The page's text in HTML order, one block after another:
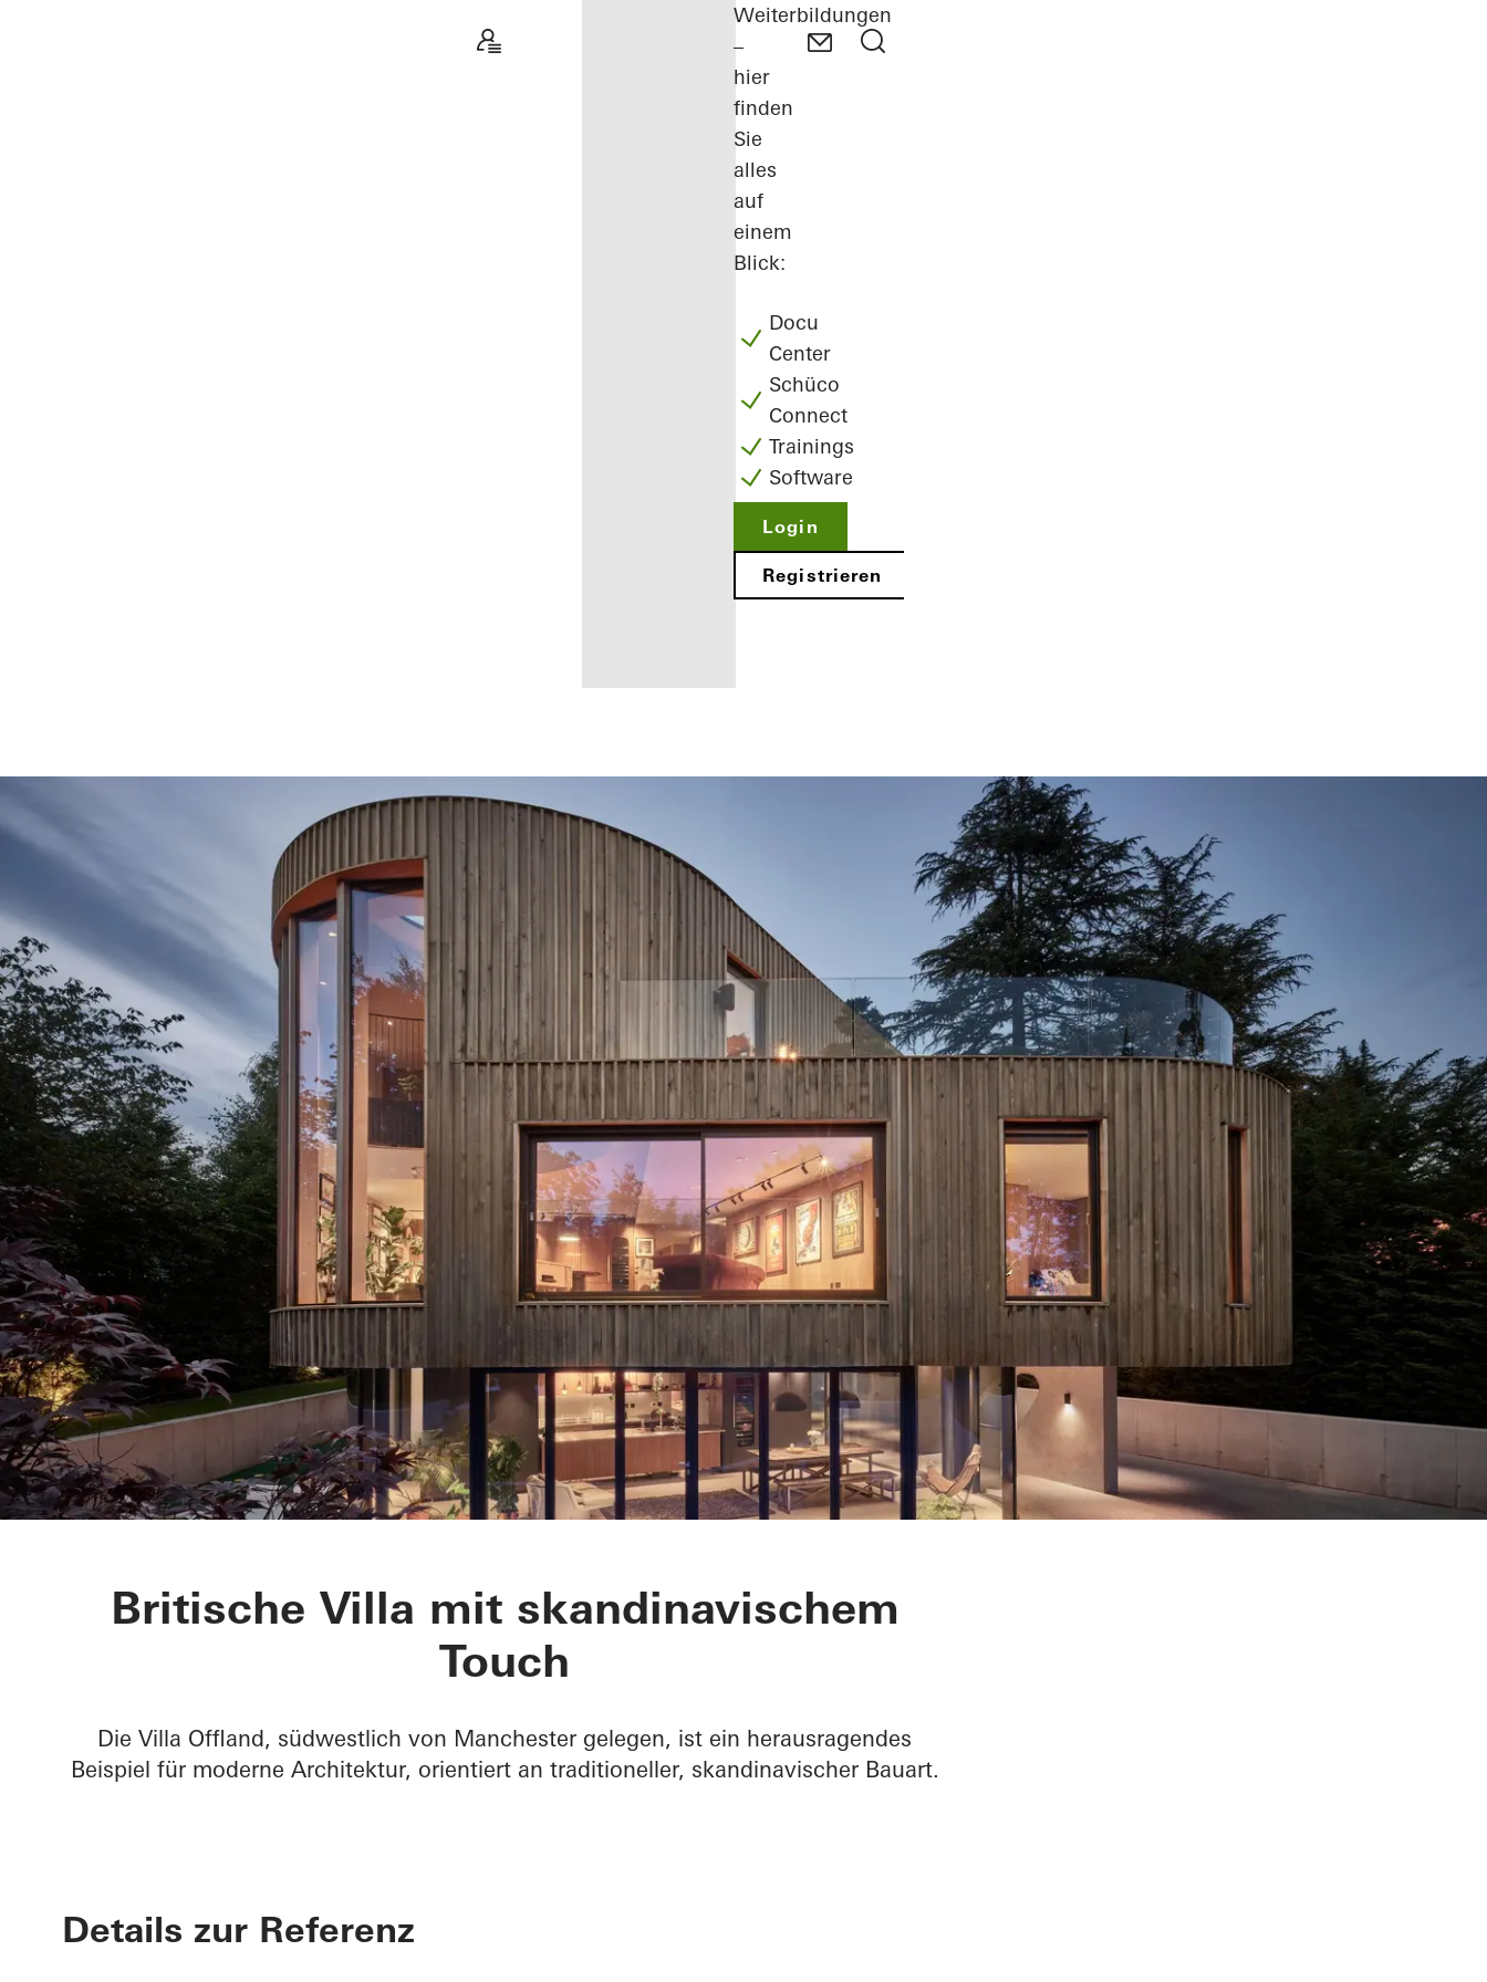
angemeldeter
Mein
Arbeitsplatz
kennenlernen
Weiterbildungen
–
hier
finden
Sie
alles
auf
einem
Blick:
Docu
Center
Schüco
Connect
Trainings
Software
Login
Registrieren
Villa Offland
Britische Villa mit skandinavischem
Touch
Die Villa Offland, südwestlich von Manchester gelegen, ist ein herausragendes
Beispiel für moderne Architektur, orientiert an traditioneller, skandinavischer Bauart.
Details zur Referenz